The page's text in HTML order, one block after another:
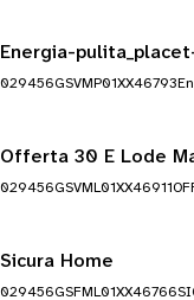
Energia-
Offerta 30 E Lode
Sicura Home